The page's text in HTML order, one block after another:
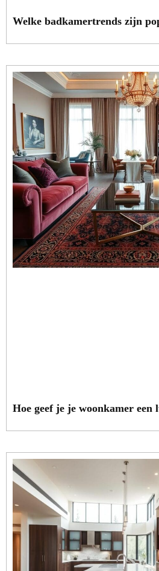
Welke badkamertrends zijn
Hoe geef je je woonkamer een